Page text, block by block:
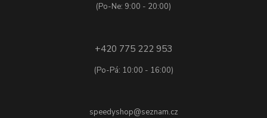
(Po-Ne: 9:00 - 20:00)
+420 775 222 953
(Po-Pá: 10:00 - 16:00)
speedyshop@seznam.cz